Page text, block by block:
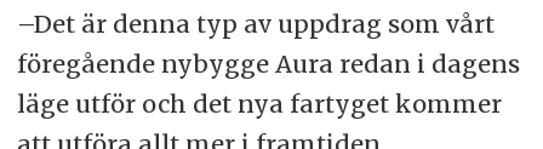
–Det är denna typ av uppdrag som vårt
föregående nybygge Aura redan i dagens
läge utför och det nya fartyget kommer